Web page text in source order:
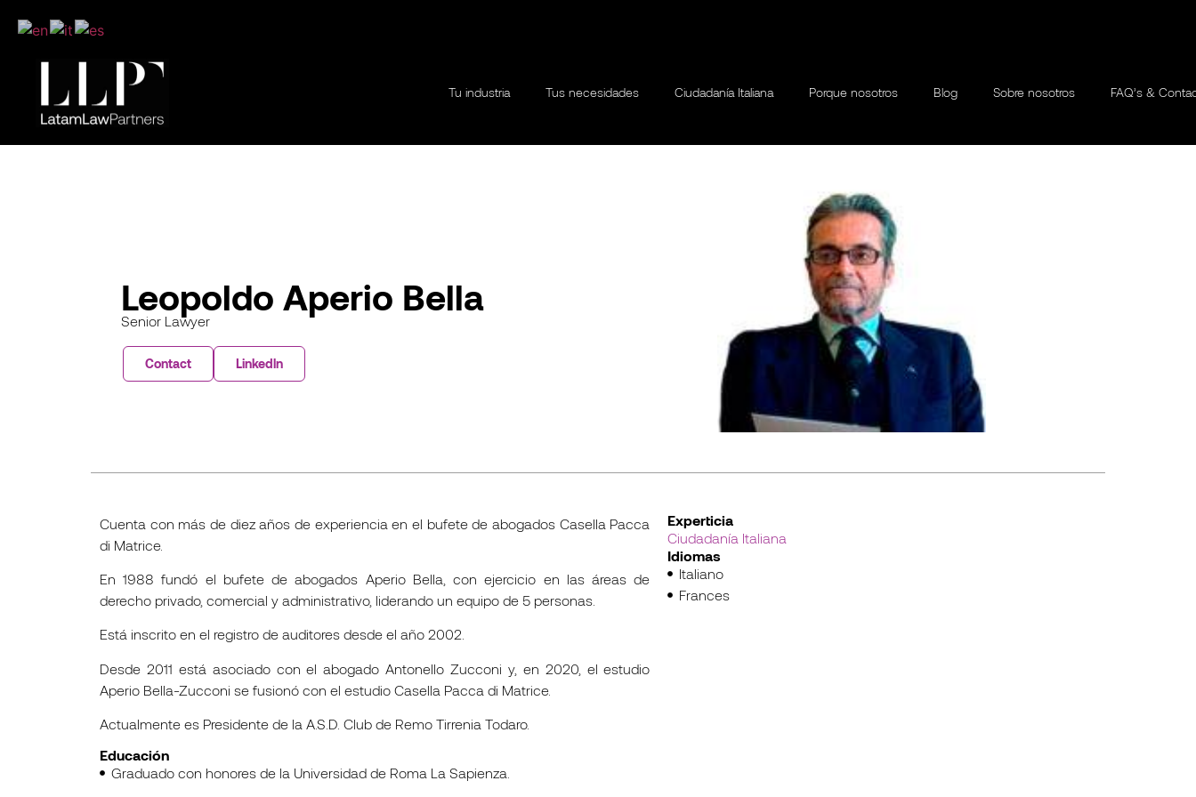
Tu industria Tus necesidades Ciudadanía Italiana Porque nosotros Blog Sobre nosotros FAQ’s &
Leopoldo Aperio Bella
Senior Lawyer
Contact Linkedln
Cuenta con más de diez años de experiencia en el bufete de abogados Casella Pacca
di Matrice.
En 1988 fundó el bufete de abogados Aperio Bella, con ejercicio en las áreas de
derecho privado, comercial y administrativo, liderando un equipo de 5 personas.
Está inscrito en el registro de auditores desde el año 2002.
Desde 2011 está asociado con el abogado Antonello Zucconi y, en 2020, el estudio
Aperio Bella-Zucconi se fusionó con el estudio Casella Pacca di Matrice.
Actualmente es Presidente de la A.S.D. Club de Remo Tirrenia Todaro.
Educación
Graduado con honores de la Universidad de Roma La Sapienza.
Experticia
Ciudadanía Italiana
Idiomas
Italiano
Frances